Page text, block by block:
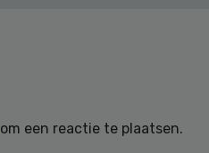
om een reactie te plaatsen.